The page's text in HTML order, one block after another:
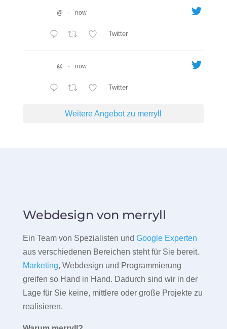
@ · now
Twitter
@ · now
Twitter
Weitere Angebot zu merryll
Webdesign von merryll
Ein Team von Spezialisten und Google Experten
aus verschiedenen Bereichen steht für Sie bereit.
Marketing, Webdesign und Programmierung
greifen so Hand in Hand. Dadurch sind wir in der
Lage für Sie keine, mittlere oder große Projekte zu
realisieren.